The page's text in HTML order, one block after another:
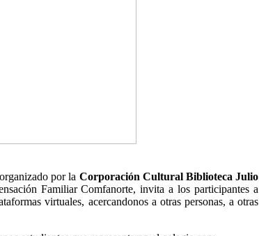
por la Corporación Cultural Biblioteca Julio
Familiar Comfanorte, invita a los participantes a
virtuales, acercandonos a otras personas, a otras